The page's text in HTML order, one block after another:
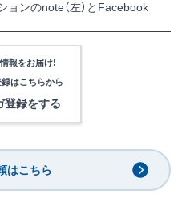
ョンのnote（左）と Facebook
報をお届け!
録はこちらから
登録をする
はこちら